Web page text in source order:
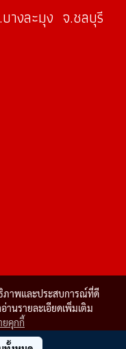
างละมุง จ.ชลบุรี
ภาพและประสบการณ์ที่ดี
านรายละเอียดเพิ่มเติม
ยคุกกี้